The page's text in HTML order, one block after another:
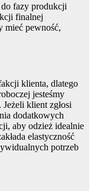
fazy produkcji
finalnej
mieć pewność,
klienta, dlatego
jesteśmy
klient zgłosi
dodatkowych
aby odzież idealnie
elastyczność
potrzeb